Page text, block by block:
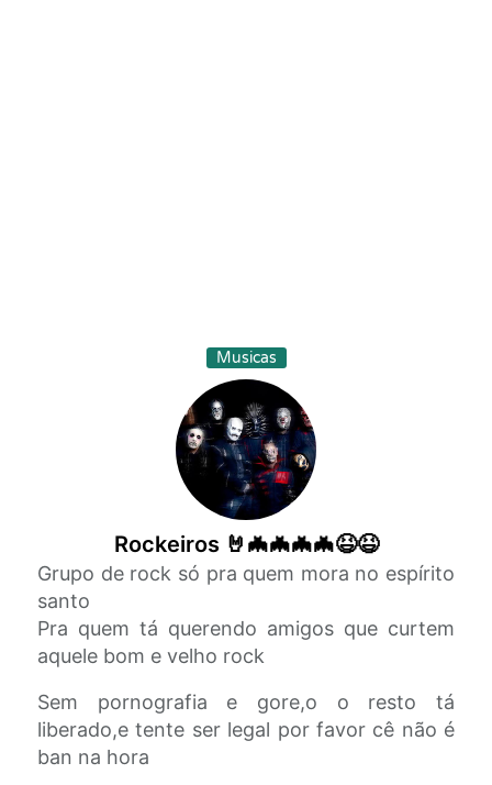
Musicas
Rockeiros 🤘🦇🦇🦇🦇😆😆
Grupo de rock só pra quem mora no espírito
santo
Pra quem tá querendo amigos que curtem
aquele bom e velho rock
Sem pornografia e gore,o o resto tá
liberado,e tente ser legal por favor cê não é
ban na hora